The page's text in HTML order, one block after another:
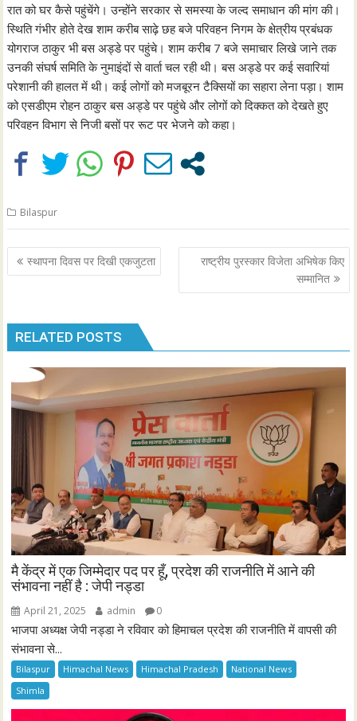
रात को घर कैसे पहुंचेंगे। उन्होंने सरकार से समस्या के जल्द समाधान की मांग की।
स्थिति गंभीर होते देख शाम करीब साढ़े छह बजे परिवहन निगम के क्षेत्रीय प्रबंधक
योगराज ठाकुर भी बस अड्डे पर पहुंचे। शाम करीब 7 बजे समाचार लिखे जाने तक
उनकी संघर्ष समिति के नुमाइंदों से वार्ता चल रही थी। बस अड्डे पर कई सवारियां
परेशानी की हालत में थी। कई लोगों को मजबूरन टैक्सियों का सहारा लेना पड़ा। शाम
को एसडीएम रोहन ठाकुर बस अड्डे पर पहुंचे और लोगों को दिक्कत को देखते हुए
परिवहन विभाग से निजी बसों पर रूट पर भेजने को कहा।
Bilaspur
Post
navigation
स्थापना दिवस पर दिखी एकजुटता
राष्ट्रीय पुरस्कार विजेता अभिषेक किए
सम्मानित
RELATED POSTS
मै केंद्र में एक जिम्मेदार पद पर हूँ, प्रदेश की राजनीति में आने की
संभावना नहीं है : जेपी नड्डा
April 21, 2025 admin 0
भाजपा अध्यक्ष जेपी नड्डा ने रविवार को हिमाचल प्रदेश की राजनीति में वापसी की
संभावना से...
Bilaspur Himachal News Himachal Pradesh
National News
Shimla